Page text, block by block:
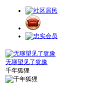
无聊望见了犹豫
千年狐狸